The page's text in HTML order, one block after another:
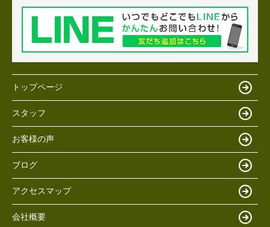
トップページ
スタッフ
お客様の声
ブログ
アクセスマップ
会社概要